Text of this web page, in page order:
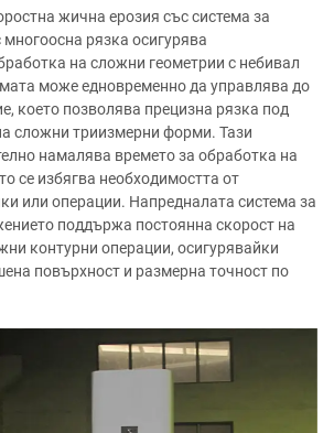
жична ерозия със система за
рязка осигурява
на сложни геометрии с небивал
може едновременно да управлява до
което позволява прецизна рязка под
сложни триизмерни форми. Тази
намалява времето за обработка на
се избягва необходимостта от
или операции. Напредналата система за
поддържа постоянна скорост на
контурни операции, осигурявайки
повърхност и размерна точност по